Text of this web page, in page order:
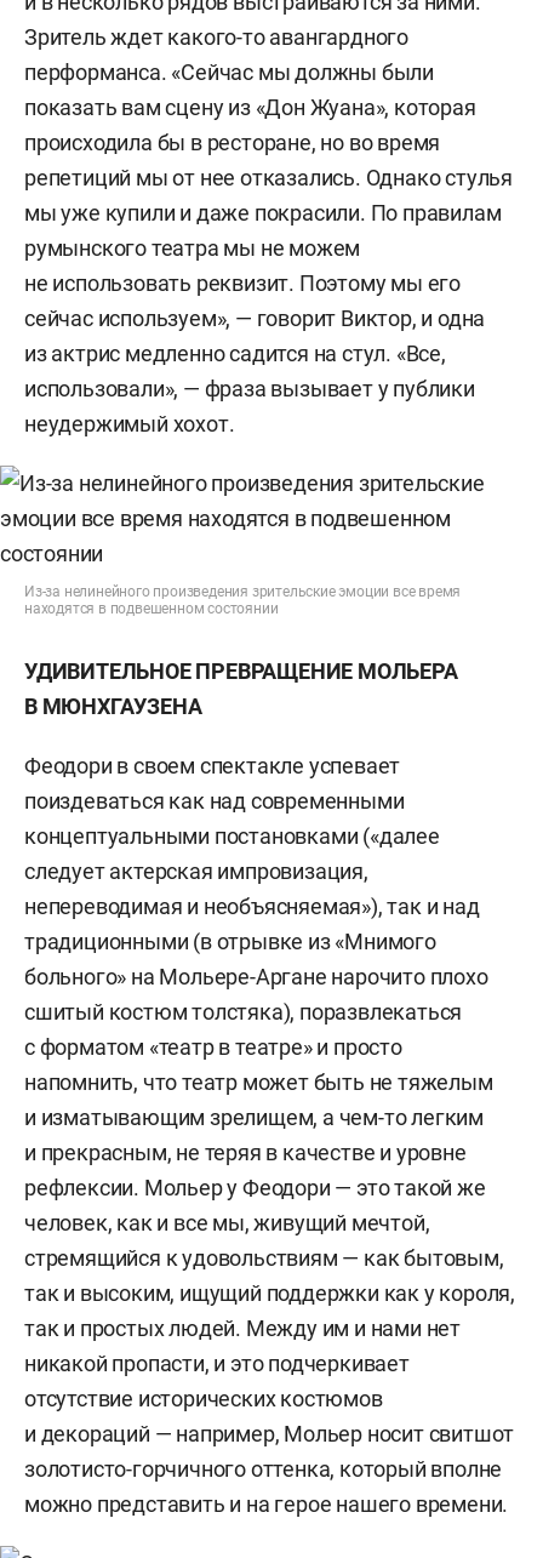
Зритель ждет какого-то авангардного
перформанса. «Сейчас мы должны были
показать вам сцену из «Дон Жуана», которая
происходила бы в ресторане, но во время
репетиций мы от нее отказались. Однако стулья
мы уже купили и даже покрасили. По правилам
румынского театра мы не можем
не использовать реквизит. Поэтому мы его
сейчас используем», — говорит Виктор, и одна
из актрис медленно садится на стул. «Все,
использовали», — фраза вызывает у публики
неудержимый хохот.
Из-за нелинейного произведения зрительские эмоции все время
находятся в подвешенном состоянии
УДИВИТЕЛЬНОЕ ПРЕВРАЩЕНИЕ МОЛЬЕРА
В МЮНХГАУЗЕНА
Феодори в своем спектакле успевает
поиздеваться как над современными
концептуальными постановками («далее
следует актерская импровизация,
непереводимая и необъясняемая»), так и над
традиционными (в отрывке из «Мнимого
больного» на Мольере-Аргане нарочито плохо
сшитый костюм толстяка), поразвлекаться
с форматом «театр в театре» и просто
напомнить, что театр может быть не тяжелым
и изматывающим зрелищем, а чем-то легким
и прекрасным, не теряя в качестве и уровне
рефлексии. Мольер у Феодори — это такой же
человек, как и все мы, живущий мечтой,
стремящийся к удовольствиям — как бытовым,
так и высоким, ищущий поддержки как у короля,
так и простых людей. Между им и нами нет
никакой пропасти, и это подчеркивает
отсутствие исторических костюмов
и декораций — например, Мольер носит свитшот
золотисто-горчичного оттенка, который вполне
можно представить и на герое нашего времени.